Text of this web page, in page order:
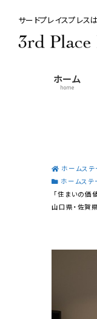
サードプレイスプレス
ホーム
home
ホームステ
ホームステ
「住まいの価
山口県・佐賀